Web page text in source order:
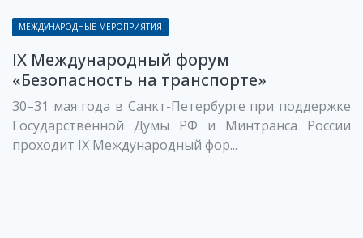
МЕЖДУНАРОДНЫЕ МЕРОПРИЯТИЯ
IX Международный форум
«Безопасность на транспорте»
30–31 мая года в Санкт-Петербурге при поддержке
Государственной Думы РФ и Минтранса России
проходит IX Международный фор...